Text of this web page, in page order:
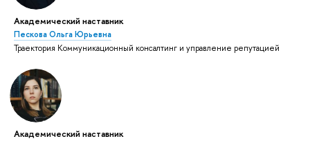
Академический наставник
Пескова Ольга Юрьевна
Траектория Коммуникационный консалтинг и управление репутацией
Академический наставник